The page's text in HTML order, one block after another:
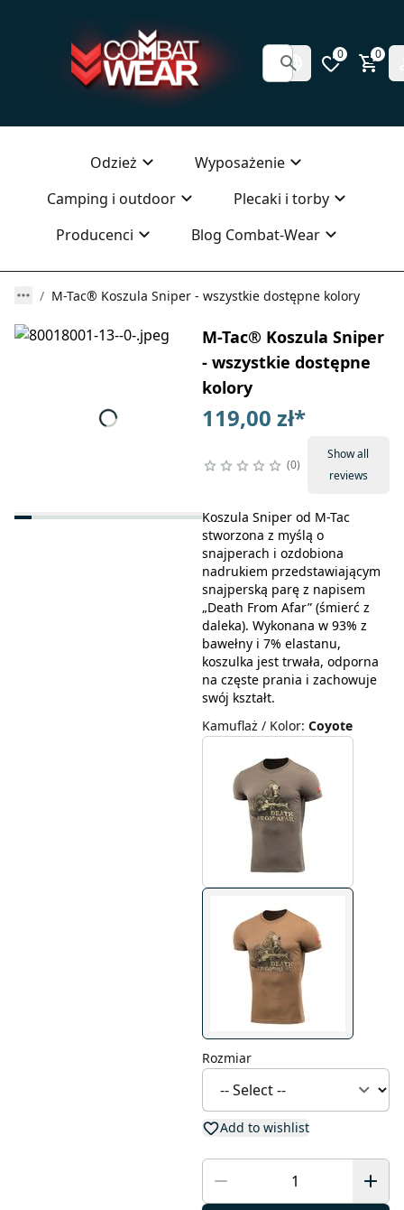
0 0
Odzież
Wyposażenie
Camping i outdoor
Plecaki i torby
Producenci
Blog Combat-Wear
M-Tac® Koszula Sniper - wszystkie dostępne kolory
M-Tac® Koszula Sniper
- wszystkie dostępne
kolory
119,00 zł*
0
Show all
reviews
Koszula Sniper od M-Tac
stworzona z myślą o
snajperach i ozdobiona
nadrukiem przedstawiającym
snajperską parę z napisem
„Death From Afar” (śmierć z
daleka). Wykonana w 93% z
bawełny i 7% elastanu,
koszulka jest trwała, odporna
na częste prania i zachowuje
swój kształt.
Kamuflaż / Kolor: Coyote
Rozmiar
Add to wishlist